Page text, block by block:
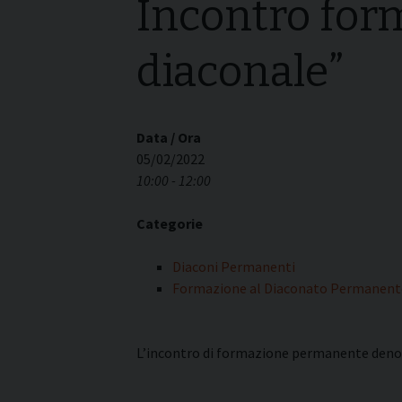
Può esserlo un uomo
sposato?
La Croce Diaconale
I
Incontro
diaconale”
Data / Ora
05/02/2022
10:00 - 12:00
Categorie
Diaconi Permanenti
Formazione al Diaconato
L’incontro di formazione permanente